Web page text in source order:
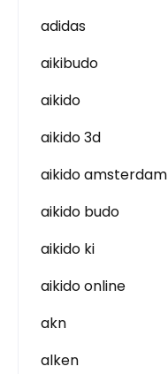
adidas
aikibudo
aikido
aikido 3d
aikido amsterdam
aikido budo
aikido ki
aikido online
akn
alken